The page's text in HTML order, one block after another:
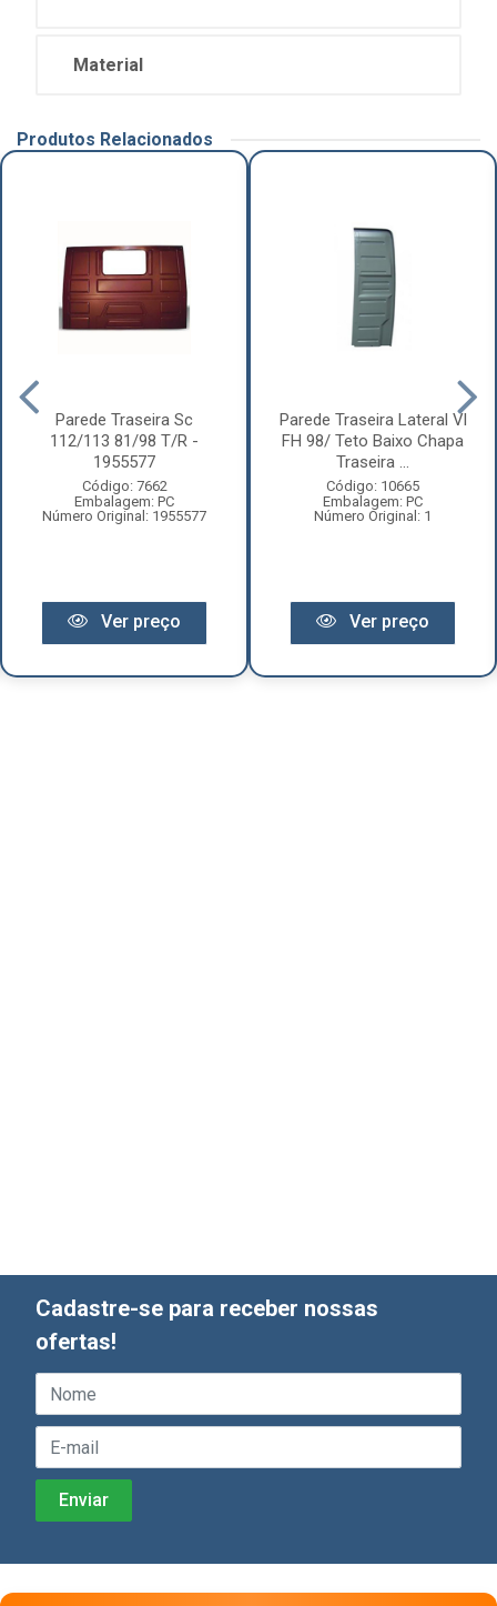
Material
Produtos Relacionados
Parede Traseira Sc
112/113 81/98 T/R -
1955577
Código: 7662
Embalagem: PC
Número Original: 1955577
Ver preço
Parede Traseira Lateral Vl
FH 98/ Teto Baixo Chapa
Traseira ...
Código: 10665
Embalagem: PC
Número Original: 1
Ver preço
Cadastre-se para receber nossas
ofertas!